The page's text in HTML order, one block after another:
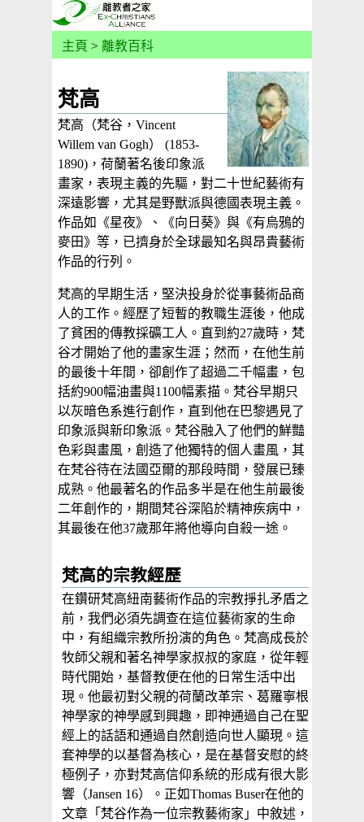
主頁 > 離教百科
梵高
梵高（梵谷，Vincent
Willem van Gogh） (1853-
1890)，荷蘭著名後印象派
畫家，表現主義的先驅，對二十世紀藝術有
深遠影響，尤其是野獸派與德國表現主義。
作品如《星夜》、《向日葵》與《有烏鴉的
麥田》等，已擠身於全球最知名與昂貴藝術
作品的行列。
梵高的早期生活，堅決投身於從事藝術品商
人的工作。經歷了短暫的教職生涯後，他成
了貧困的傳教採礦工人。直到約27歲時，梵
谷才開始了他的畫家生涯；然而，在他生前
的最後十年間，卻創作了超過二千幅畫，包
括約900幅油畫與1100幅素描。梵谷早期只
以灰暗色系進行創作，直到他在巴黎遇見了
印象派與新印象派。梵谷融入了他們的鮮豔
色彩與畫風，創造了他獨特的個人畫風，其
在梵谷待在法國亞爾的那段時間，發展已臻
成熟。他最著名的作品多半是在他生前最後
二年創作的，期間梵谷深陷於精神疾病中，
其最後在他37歲那年將他導向自殺一途。
梵高的宗教經歷
在鑽研梵高紐南藝術作品的宗教掙扎矛盾之
前，我們必須先調查在這位藝術家的生命
中，有組織宗教所扮演的角色。梵高成長於
牧師父親和著名神學家叔叔的家庭，從年輕
時代開始，基督教便在他的日常生活中出
現。他最初對父親的荷蘭改革宗、葛羅寧根
神學家的神學感到興趣，即神通過自己在聖
經上的話語和通過自然創造向世人顯現。這
套神學的以基督為核心，是在基督安慰的終
極例子，亦對梵高信仰系統的形成有很大影
響（Jansen 16）。正如Thomas Buser在他的
文章「梵谷作為一位宗教藝術家」中敘述，